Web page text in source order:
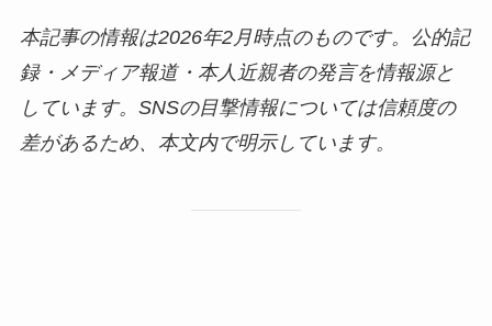
本記事の情報は2026年2月時点のものです。公的記
録・メディア報道・本人近親者の発言を情報源と
しています。SNSの目撃情報については信頼度の
差があるため、本文内で明示しています。